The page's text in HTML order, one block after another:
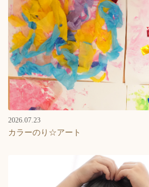
2026.07.23
カラーのり☆アート